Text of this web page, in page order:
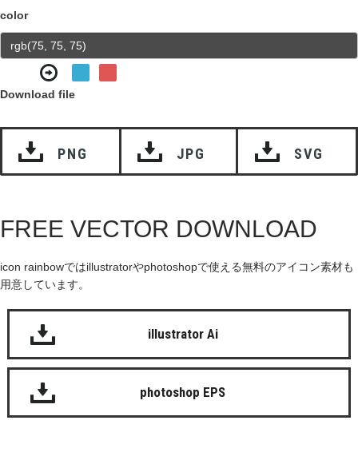
color
Download file
PNG JPG SVG
FREE VECTOR DOWNLOAD
icon rainbowではillustratorやphotoshopで使える無料のアイコン素材も
用意しています。
illustrator Ai
photoshop EPS